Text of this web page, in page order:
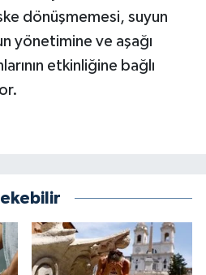
dönüşmemesi, suyun
yönetimine ve aşağı
etkinliğine bağlı